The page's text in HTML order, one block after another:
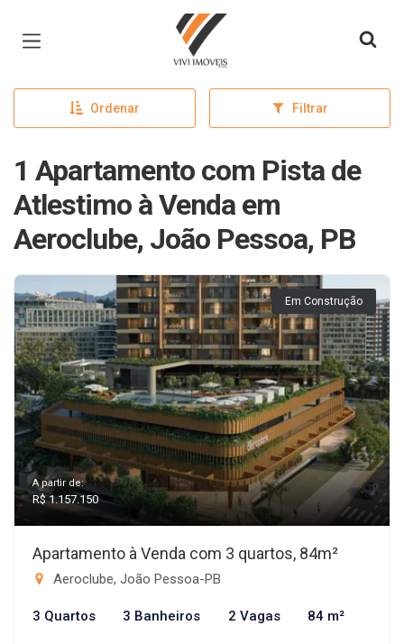
Página inicial
Ordenar Filtrar
1 Apartamento com Pista de
Atlestimo à Venda em
Aeroclube, João Pessoa, PB
Em Construção
A partir de:
R$ 1.157.150
Apartamento à Venda com 3 quartos, 84m²
Aeroclube, João Pessoa-PB
3 Quartos 3 Banheiros 2 Vagas 84 m²